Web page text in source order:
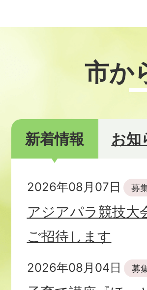
市か
新着情報 お知
2026年08月07日 募
アジアパラ競技大
ご招待します
2026年08月04日 募